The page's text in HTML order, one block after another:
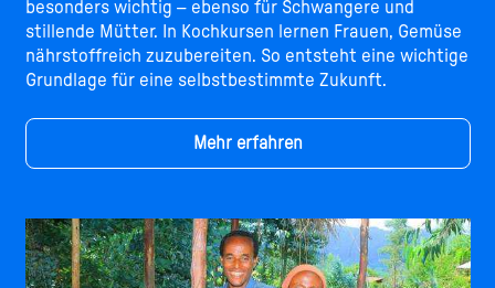
besonders wichtig – ebenso für Schwangere und
stillende Mütter. In Kochkursen lernen Frauen, Gemüse
nährstoffreich zuzubereiten. So entsteht eine wichtige
Grundlage für eine selbstbestimmte Zukunft.
Mehr erfahren